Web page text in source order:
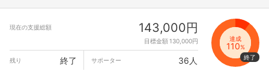
現在の支援総額 143,000円
目標金額 130,000円 達成
110%
残り
終了 サポーター 36人